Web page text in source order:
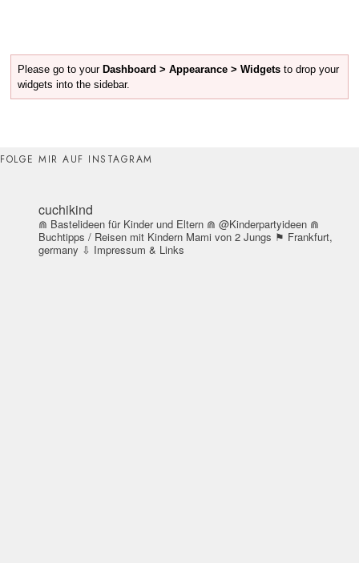
Please go to your Dashboard > Appearance > Widgets to drop your
widgets into the sidebar.
FOLGE MIR AUF INSTAGRAM
cuchikind
⋒ Bastelideen für Kinder und Eltern ⋒ @Kinderpartyideen ⋒
Buchtipps / Reisen mit Kindern Mami von 2 Jungs ⚑ Frankfurt,
germany ⇩ Impressum & Links